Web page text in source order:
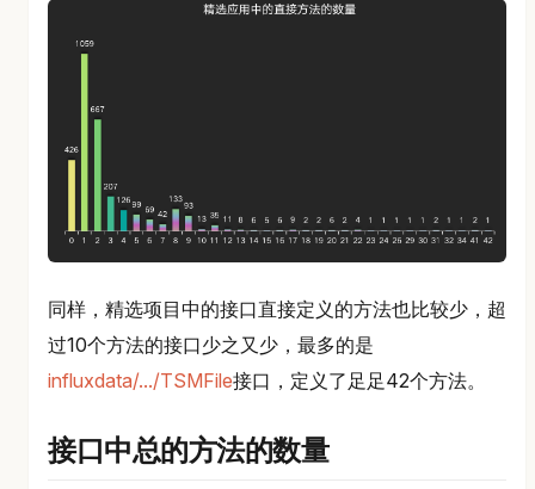
同样，精选项目中的接口直接定义的方法也比较少，超
过10个方法的接口少之又少，最多的是
influxdata/.../TSMFile接口，定义了足足42个方法。
接口中总的方法的数量